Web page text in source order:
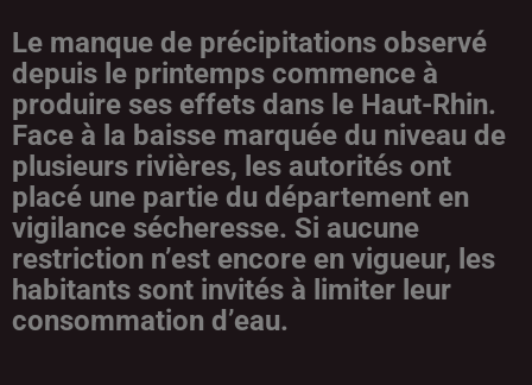
Le manque de précipitations observé
depuis le printemps commence à
produire ses effets dans le Haut-Rhin.
Face à la baisse marquée du niveau de
plusieurs rivières, les autorités ont
placé une partie du département en
vigilance sécheresse. Si aucune
restriction n’est encore en vigueur, les
habitants sont invités à limiter leur
consommation d’eau.